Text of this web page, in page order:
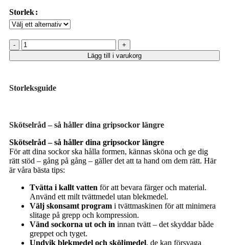
Storlek
Lägg till i varukorg
Storleksguide
Skötselråd – så håller dina gripsockor längre
Skötselråd – så håller dina gripsockor längre
För att dina sockor ska hålla formen, kännas sköna och ge dig
rätt stöd – gång på gång – gäller det att ta hand om dem rätt. Här
är våra bästa tips:
Tvätta i kallt vatten för att bevara färger och material.
Använd ett milt tvättmedel utan blekmedel.
Välj skonsamt program i tvättmaskinen för att minimera
slitage på grepp och kompression.
Vänd sockorna ut och in innan tvätt – det skyddar både
greppet och tyget.
Undvik blekmedel och sköljmedel, de kan försvaga